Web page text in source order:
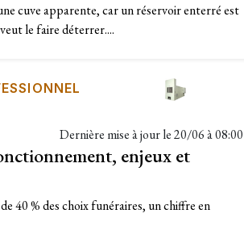
cuve apparente, car un réservoir enterré est
le faire déterrer....
Dernière mise à jour le20/06 à 08:00
enjeux et
40 % des choix funéraires, un chiffre en